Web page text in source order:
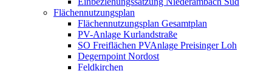
Flächennutzungsplan
Flächennutzungsplan Gesamtplan
PV-Anlage Kurlandstraße
SO Freiflächen PV­Anlage Preisinger Loh
Degernpoint Nordost
Feldkirchen